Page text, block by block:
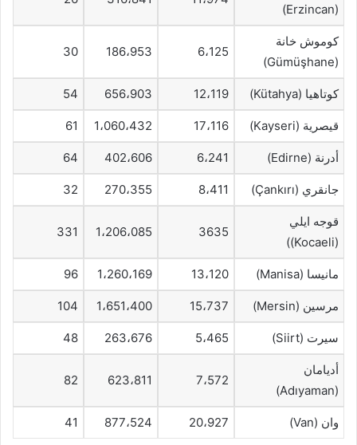
(Erzincan)
كوموش خانة
(Gümüşhane)
6،125 186،953 30
كوتاهيا (Kütahya) 12،119 656،903 54
قيصرية (Kayseri) 17،116 1،060،432 61
أدرنة (Edirne) 6،241 402،606 64
جانقري (Çankırı) 8،411 270،355 32
قوجه ايلي
(Kocaeli))
3635 1،206،085 331
مانيسا (Manisa) 13،120 1،260،169 96
مرسين (Mersin) 15،737 1،651،400 104
سيرت (Siirt) 5،465 263،676 48
أديامان
(Adıyaman)
7،572 623،811 82
وان (Van) 20،927 877،524 41